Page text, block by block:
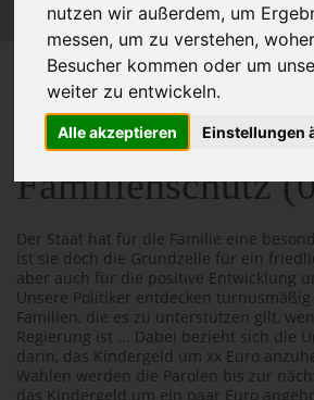
nutzen wir außerdem, um
messen, um zu verstehen,
Besucher kommen oder um
weiter zu entwickeln.
Alle akzeptieren Einstellungen
SIE SIND HIER:
SCHUTZ UND FÖRDERUNG
170_FAMILIENSCHUTZ
Familienschutz
Der Staat hat für die Familie eine
ist sie doch die Grundzelle für ein
aber auch für die positive Entwicklung
Unsere Politiker entdecken
Familien, die es zu unterstützen gilt,
Regierung ist ... Dabei bezieht sich die
darin, das Kindergeld um xx Euro
Wahlen werden die Parolen bis zur
das Kindergeld um ein paar Euro